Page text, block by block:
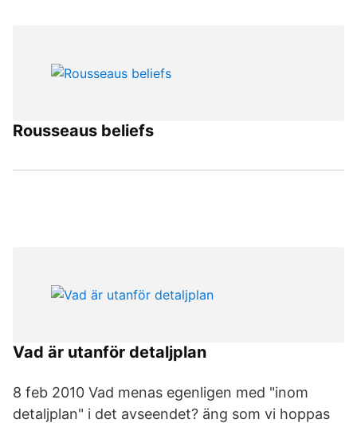
Rousseaus beliefs
Vad är utanför detaljplan
8 feb 2010 Vad menas egenligen med "inom
detaljplan" i det avseendet? äng som vi hoppas